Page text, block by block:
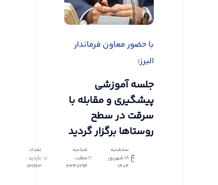
با حضور معاون فرماندار
البرز؛
جلسه آموزشی
پیشگیری و مقابله با
سرقت در سطح
روستاها برگزار گردید
سه‌شنبه
18 شهریور
1404
شناسه
مطلب:
3347294
تعداد
بازدید :
131963